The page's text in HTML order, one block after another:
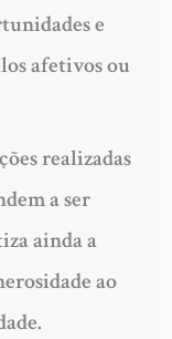
e
afetivos ou
realizadas
a ser
ainda a
ao